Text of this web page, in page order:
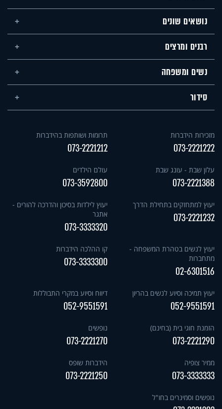
נושאים שונים
רבנים ומרצים
נשים ומשפחה
סידור
מזכירות הידברות
073-2221222
תרומות ושותפות בהידברות
073-2221212
עלון שבת - עונג שבת
073-2221388
עולם הילדים
073-3592800
יעוץ למתחזקים בתחילת הדרך
073-2221232
יעוץ לילדות בסיכון והדרכה להורים -
אתגר
073-3333320
יעוץ לנשים בטהרת המשפחה -
מתחברות
02-6301516
קו ההלכה הידברות
073-3333300
יעוץ תמיכה וסיוע לנשים בהריון
052-9551591
דיווח וסיוע במקרי התבוללות
052-9551591
הזמנת חוגי בית (בחינם)
073-2221290
נופשים
073-2221270
ממיר צופיה
073-3333333
הידברות שופס
073-2221250
נופשים וסמינרים בחו"ל